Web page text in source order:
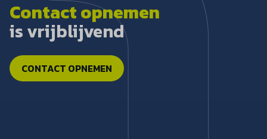
Contact opnemen
is vrijblijvend
CONTACT OPNEMEN